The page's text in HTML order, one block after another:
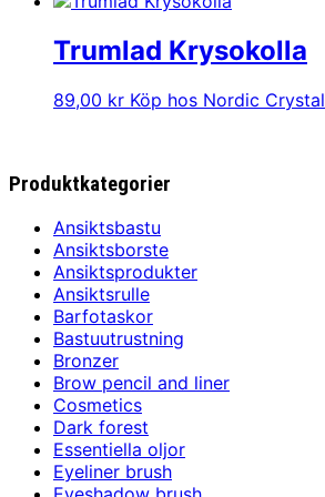
Trumlad Krysokolla
89,00 kr Köp hos Nordic Crystal
Produktkategorier
Ansiktsbastu
Ansiktsborste
Ansiktsprodukter
Ansiktsrulle
Barfotaskor
Bastuutrustning
Bronzer
Brow pencil and liner
Cosmetics
Dark forest
Essentiella oljor
Eyeliner brush